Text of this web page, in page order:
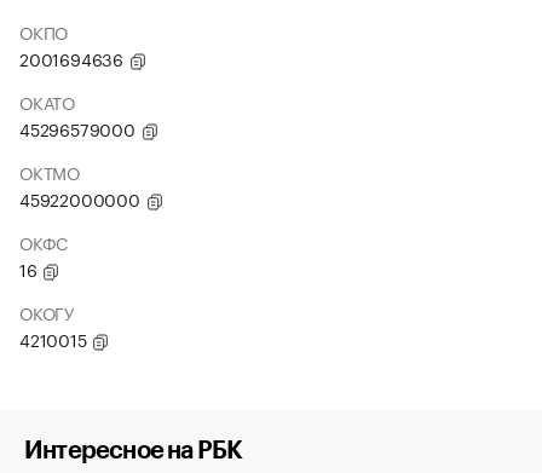
ОКПО
2001694636
ОКАТО
45296579000
ОКТМО
45922000000
ОКФС
16
ОКОГУ
4210015
Интересное на РБК